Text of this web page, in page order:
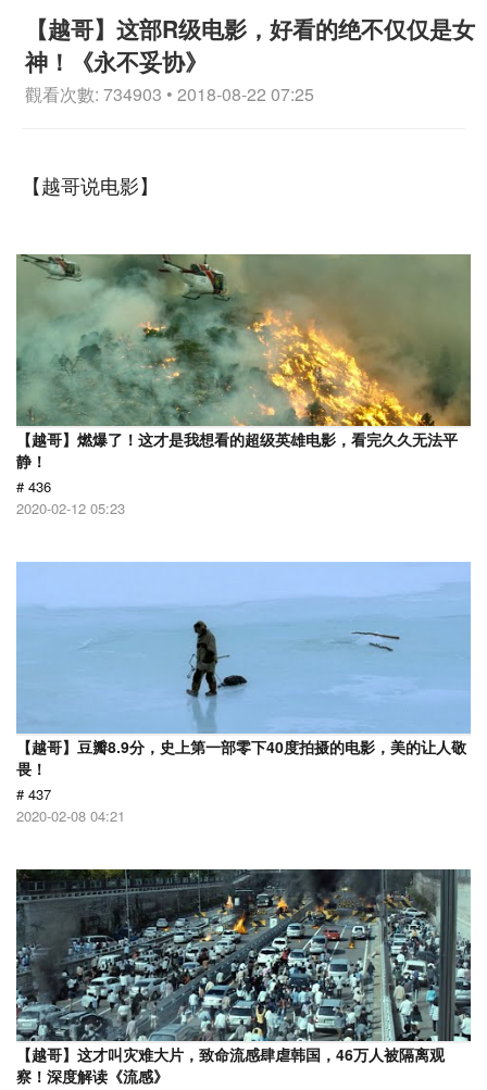
【越哥】这部R级电影，好看的绝不仅仅是女
神！《永不妥协》
觀看次數: 734903 • 2018-08-22 07:25
【越哥说电影】
【越哥】燃爆了！这才是我想看的超级英雄电影，看完久久无法平
静！
# 436
2020-02-12 05:23
【越哥】豆瓣8.9分，史上第一部零下40度拍摄的电影，美的让人敬
畏！
# 437
2020-02-08 04:21
【越哥】这才叫灾难大片，致命流感肆虐韩国，46万人被隔离观
察！深度解读《流感》